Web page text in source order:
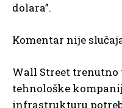
dolara”.
Komentar nije
Wall Street trenutno
tehnološke
infrastrukturu